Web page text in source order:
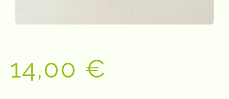
14,00 €